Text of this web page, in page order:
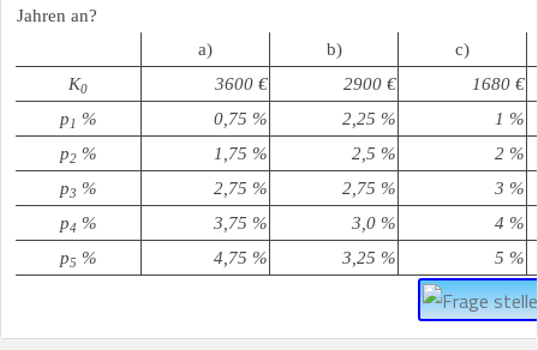
Jahren an?
a)
b)
c)
K0 3600 € 2900 €
1680 €
p 1 % 0,75 % 2,25 %
1 %
p2% 1,75 % 2,5 %
2 %
p3 % 2,75 % 2,75 %
3 %
p4 % 3,75 % 3,0 %
4 %
p5 % 4,75 % 3,25 % 5 %